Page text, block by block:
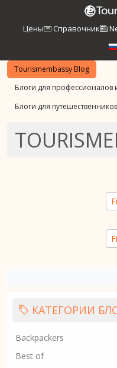
Цены Справочник
Tourismembassy Blog
Блоги для профессионалов
Блоги для путешественников
КАТЕГОРИИ
Backpackers
Best of